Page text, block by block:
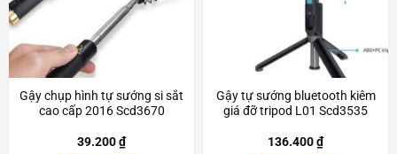
Gậy chụp hình tự sướng si sắt
cao cấp 2016 Scd3670
39.200₫
Gậy tự sướng bluetooth kiêm
giá đỡ tripod L01 Scd3535
136.400₫